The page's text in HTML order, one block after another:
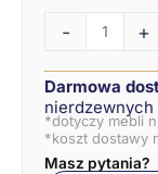
- +
Darmowa
nierdzewnych
*dotyczy mebli
*koszt dostawy
Masz pytania?